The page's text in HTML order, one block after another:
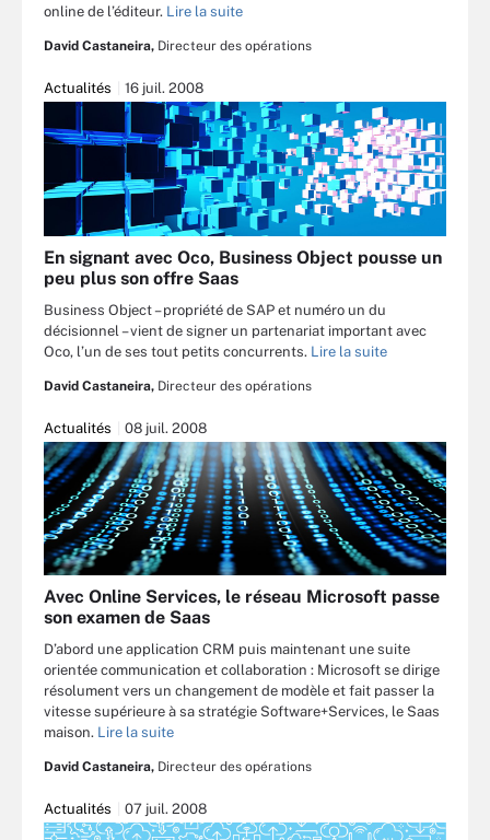
online de l’éditeur. Lire la suite
David Castaneira, Directeur des opérations
Actualités 16 juil. 2008
En signant avec Oco, Business Object pousse un
peu plus son offre Saas
Business Object – propriété de SAP et numéro un du
décisionnel – vient de signer un partenariat important avec
Oco, l’un de ses tout petits concurrents. Lire la suite
David Castaneira, Directeur des opérations
Actualités 08 juil. 2008
Avec Online Services, le réseau Microsoft passe
son examen de Saas
D’abord une application CRM puis maintenant une suite
orientée communication et collaboration : Microsoft se dirige
résolument vers un changement de modèle et fait passer la
vitesse supérieure à sa stratégie Software+Services, le Saas
maison. Lire la suite
David Castaneira, Directeur des opérations
Actualités 07 juil. 2008